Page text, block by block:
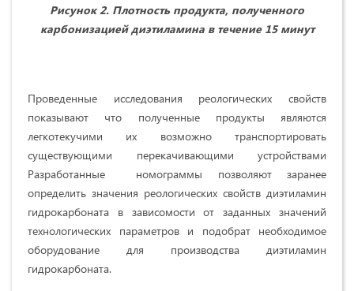
Рисунок 2. Плотность продукта, полученного
карбонизацией диэтиламина в течение 15 минут
Проведенные исследования реологических свойств
показывают что полученные продукты являются
легкотекучими их возможно транспортировать
существующими перекачивающими устройствами
Разработанные номограммы позволяют заранее
определить значения реологических свойств диэтиламин
гидрокарбоната в зависомости от заданных значений
технологических параметров и подобрат необходимое
оборудование для производства диэтиламин
гидрокарбоната.